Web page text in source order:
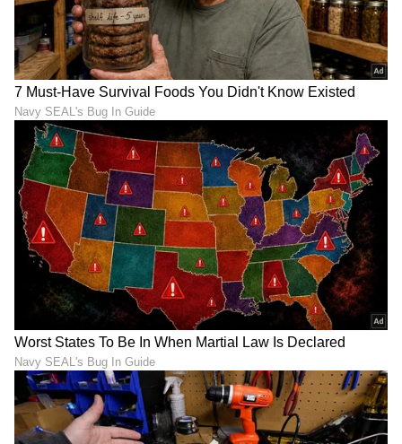
ಇನ್ನುಳಿದಂತೆ ಇತರರ ಸಂದರ್ಶನ ಕೇಳೋದು, ಪ್ರವಾಸ ನನ್ನ
ಹವ್ಯಾಸಗಳಲ್ಲೊಂದು. ಉತ್ತರ ಕನ್ನಡದ ಸಿರಸಿಯವಳು.
ಕರ್ನಾಟಕ, ಭಾರತ (India News) ಮತ್ತು ಜಗತ್ತಿನ
ಕ್ಷಣಕ್ಷಣದ ಕನ್ನಡ ಸುದ್ದಿ (Kannada News)
ಅಪ್ಡೇಟ್‌ಗಳಿಗಾಗಿ ಏಷ್ಯಾನೆಟ್ ಸುವರ್ಣ ನ್ಯೂಸ್‌ ಫಾಲೋ
ಮಾಡಿ. ಬ್ರೇಕಿಂಗ್ ಸುದ್ದಿ ( Latest Kannada News),
ವಿಶೇಷ ವರದಿಗಳು ಮತ್ತು ನೇರ ಪ್ರಸಾರಗಳೊಂದಿಗೆ
(kannada news live) ಸಂಪೂರ್ಣ ಮಾಹಿತಿ ಒಂದೇ
ಕ್ಲಿಕ್‌ನಲ್ಲಿ ಲಭ್ಯ. ಏಷ್ಯಾನೆಟ್ ಸುವರ್ಣ ನ್ಯೂಸ್ ಅಧಿಕೃತ
ಆ್ಯಪ್ ಡೌನ್‌ಲೋಡ್ ಮಾಡಿ ಹಾಗು ಎಲ್ಲಾ ಅಪ್‌ಡೇಟ್
ಗಳನ್ನು ಪಡೆಯಿರಿ